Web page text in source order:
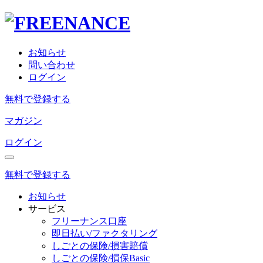
お知らせ
問い合わせ
ログイン
無料で登録する
マガジン
ログイン
無料で登録する
お知らせ
サービス
フリーナンス口座
即日払い/ファクタリング
しごとの保険/損害賠償
しごとの保険/損保Basic